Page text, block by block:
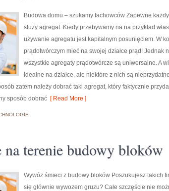
Budowa domu – szukamy fachowców Zapewne
służy agregat. Kiedy przebywamy na na przykład
używanie agregatu jest kapitalnym posunięciem. W
prądotwórczym mieć na swojej działce prąd! Jednak
wszystkie agregaty prądotwórcze są uniwersalne. A
idealne na działce, ale niektóre z nich są
zatem należy dobrać taki agregat, który faktycznie
sposób dobrać [ Read More ]
na terenie budowy bloków
Wywóz śmieci z budowy bloków Poszukujesz takich
się głównie wywozem gruzu? Całe szczęście nie